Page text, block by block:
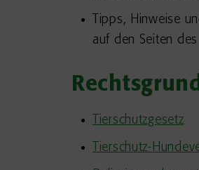
Tipps, Hinweise
auf den Seiten
Tierschutzgesetz
Tierschutz-